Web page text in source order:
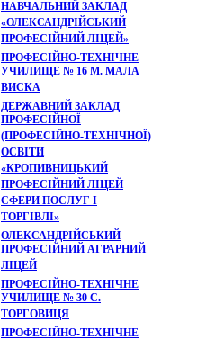
НАВЧАЛЬНИЙ ЗАКЛАД
«ОЛЕКСАНДРІЙСЬКИЙ
ПРОФЕСІЙНИЙ ЛІЦЕЙ»
ПРОФЕСІЙНО-ТЕХНІЧНЕ
УЧИЛИЩЕ № 16 М. МАЛА
ВИСКА
ДЕРЖАВНИЙ ЗАКЛАД
ПРОФЕСІЙНОЇ
(ПРОФЕСІЙНО-ТЕХНІЧНОЇ)
ОСВІТИ
«КРОПИВНИЦЬКИЙ
ПРОФЕСІЙНИЙ ЛІЦЕЙ
СФЕРИ ПОСЛУГ І
ТОРГІВЛІ»
ОЛЕКСАНДРІЙСЬКИЙ
ПРОФЕСІЙНИЙ АГРАРНИЙ
ЛІЦЕЙ
ПРОФЕСІЙНО-ТЕХНІЧНЕ
УЧИЛИЩЕ № 30 С.
ТОРГОВИЦЯ
ПРОФЕСІЙНО-ТЕХНІЧНЕ